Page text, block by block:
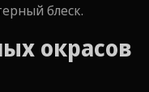
блеск.
окрасов